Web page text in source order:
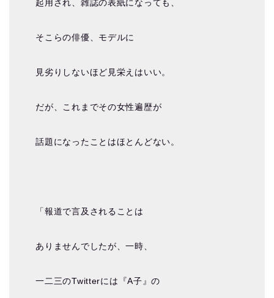
起用され、雑誌の表紙になっても、
そこらの俳優、モデルに
見劣りしないほど見栄えはいい。
だが、これまでその女性遍歴が
話題になったことはほとんどない。
「報道で言及されることは
ありませんでしたが、一時、
一二三のTwitterには『A子』の